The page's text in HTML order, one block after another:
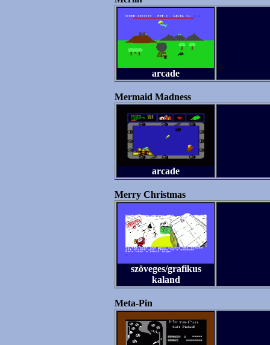
arcade
Mermaid Madness
arcade
Merry Christmas
szöveges/grafikus
kaland
Meta-Pin